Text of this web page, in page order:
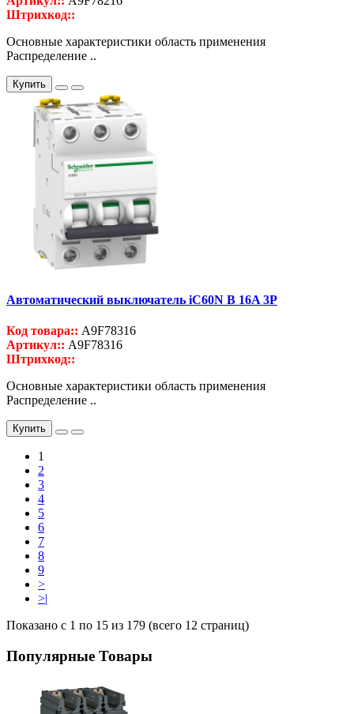
Штрихкод::
Основные характеристики область применения
Распределение ..
Купить
Автоматический выключатель iC60N B 16A 3P
Код товара:: A9F78316
Артикул:: A9F78316
Штрихкод::
Основные характеристики область применения
Распределение ..
Купить
1
2
3
4
5
6
7
8
9
>
>|
Показано с 1 по 15 из 179 (всего 12 страниц)
Популярные Товары